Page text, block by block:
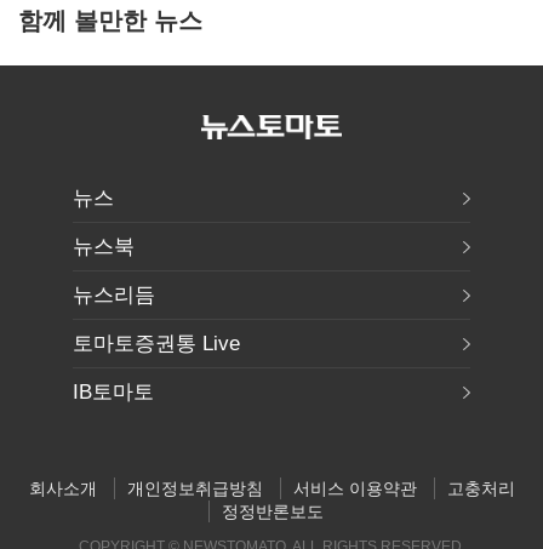
함께 볼만한 뉴스
뉴스
뉴스북
뉴스리듬
토마토증권통 Live
IB토마토
회사소개 개인정보취급방침 서비스 이용약관
고충처리
정정반론보도